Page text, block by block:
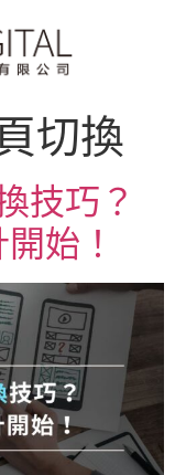
切換
技巧？
始！